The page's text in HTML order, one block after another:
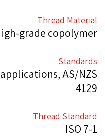
Thread Material
grade copolymer.
Standards
AS/NZS
4129
Thread Standard
ISO 7-1